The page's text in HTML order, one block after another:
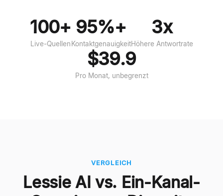
100+
Live-Quellen
95%+
Kontaktgenauigkeit
3x
Höhere Antwortrate
$39.9
Pro Monat, unbegrenzt
VERGLEICH
Lessie AI vs. Ein-Kanal-